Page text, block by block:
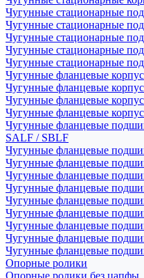
Чугунные стационарные
Чугунные стационарные
Чугунные стационарные
Чугунные стационарные
Чугунные стационарные
Чугунные фланцевые
Чугунные фланцевые
Чугунные фланцевые
Чугунные фланцевые
Чугунные фланцевые
SALF / SBLF
Чугунные фланцевые
Чугунные фланцевые
Чугунные фланцевые
Чугунные фланцевые
Чугунные фланцевые
Чугунные фланцевые
Чугунные фланцевые
Чугунные фланцевые
Чугунные фланцевые
Опорные ролики
Опорные ролики без цапфы